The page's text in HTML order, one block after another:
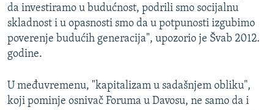
da investiramo u budućnost, podrili smo socijalnu
skladnost i u opasnosti smo da u potpunosti izgubimo
poverenje budućih generacija", upozorio je Švab 2012.
godine.
U međuvremenu, "kapitalizam u sadašnjem obliku",
koji pominje osnivač Foruma u Davosu, ne samo da i